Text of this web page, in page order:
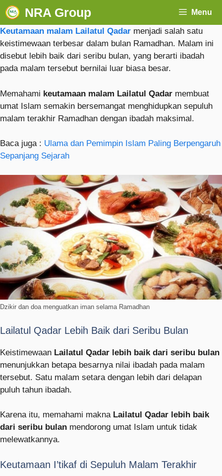
NRA Group Menu
Keutamaan malam Lailatul Qadar menjadi salah satu
keistimewaan terbesar dalam bulan Ramadhan. Malam ini
disebut lebih baik dari seribu bulan, yang berarti ibadah
pada malam tersebut bernilai luar biasa besar.
Memahami keutamaan malam Lailatul Qadar membuat
umat Islam semakin bersemangat menghidupkan sepuluh
malam terakhir Ramadhan dengan ibadah maksimal.
Baca juga : Ulama dan Pemimpin Islam Paling Berpengaruh
Sepanjang Sejarah
Dzikir dan doa menguatkan iman selama Ramadhan
Lailatul Qadar Lebih Baik dari Seribu Bulan
Keistimewaan Lailatul Qadar lebih baik dari seribu bulan
menunjukkan betapa besarnya nilai ibadah pada malam
tersebut. Satu malam setara dengan lebih dari delapan
puluh tahun ibadah.
Karena itu, memahami makna Lailatul Qadar lebih baik
dari seribu bulan mendorong umat Islam untuk tidak
melewatkannya.
Keutamaan I’tikaf di Sepuluh Malam Terakhir